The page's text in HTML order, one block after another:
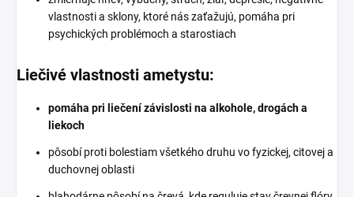
vlastnosti a sklony, ktoré nás zaťažujú, pomáha pri
psychických problémoch a starostiach
Liečivé vlastnosti ametystu:
pomáha pri liečení závislosti na alkohole, drogách a
liekoch
pôsobí proti bolestiam všetkého druhu vo fyzickej, citovej a
duchovnej oblasti